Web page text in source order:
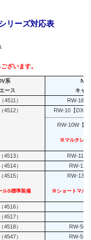
リーズ対応表
ざいます。
系
ース
キャ
4511）
RW-16N
4512） RW-10【DX・
RW-10W【
※マルチレー
4513）
RW-11N
4514）
RW-12
4515）
ルS標準装備
RW-13N
※ショートマル
4516）
4517）
4518）
RW-50
4547） RW-53